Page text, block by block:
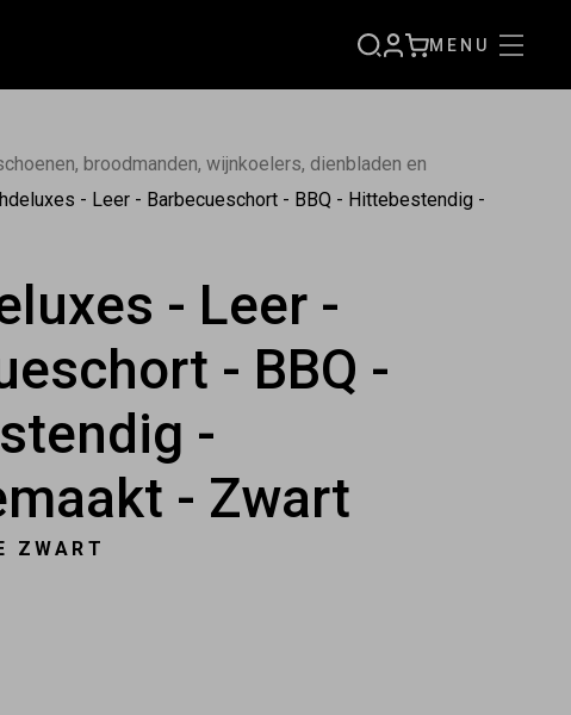
AANMELDEN
MENU
broodmanden, wijnkoelers, dienbladen en
- Leer - Barbecueschort - BBQ - Hittebestendig -
- Leer -
- BBQ -
-
- Zwart
ZWART